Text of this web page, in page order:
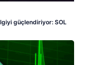
güçlendiriyor: SOL